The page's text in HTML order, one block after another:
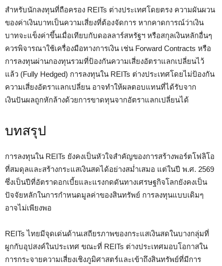
สำหรับนักลงทุนที่ถือครอง REITs ต่างประเทศโดยตรง ความผันผวน
ของค่าเงินบาทเป็นความเสี่ยงที่ต้องจัดการ หากคาดการณ์ว่าเงิน
บาทจะแข็งค่าขึ้นเมื่อเทียบกับดอลลาร์สหรัฐฯ หรือสกุลเงินหลักอื่นๆ
ควรพิจารณาใช้เครื่องมือทางการเงิน เช่น Forward Contracts หรือ
การลงทุนผ่านกองทุนรวมที่ป้องกันความเสี่ยงอัตราแลกเปลี่ยนไว้
แล้ว (Fully Hedged) การลงทุนใน REITs ต่างประเทศโดยไม่ป้องกัน
ความเสี่ยงอัตราแลกเปลี่ยน อาจทำให้ผลตอบแทนที่ได้รับจาก
เงินปันผลถูกหักล้างด้วยการขาดทุนจากอัตราแลกเปลี่ยนได้
บทสรุป
การลงทุนใน REITs ยังคงเป็นหัวใจสำคัญของการสร้างพอร์ตโฟลิโอ
ที่สมดุลและสร้างกระแสเงินสดได้อย่างสม่ำเสมอ แต่ในปี พ.ศ. 2569
ซึ่งเป็นปีที่อัตราดอกเบี้ยและแรงกดดันทางเศรษฐกิจโลกยังคงเป็น
ปัจจัยหลักในการกำหนดมูลค่าของสินทรัพย์ การลงทุนแบบเดิมๆ
อาจไม่เพียงพอ
REITs ไทยมีจุดเด่นด้านเสถียรภาพของกระแสเงินสดในบางกลุ่มที่
ผูกกับอุปสงค์ในประเทศ ขณะที่ REITs ต่างประเทศมอบโอกาสใน
การกระจายความเสี่ยงเชิงภูมิศาสตร์และเข้าถึงสินทรัพย์ที่มีการ